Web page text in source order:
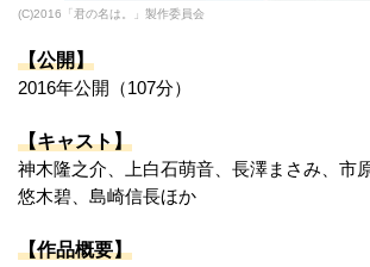
(C)2016「君の名は。」製作委員会
【公開】
2016年公開（107分）
【キャスト】
神木隆之介、上白石萌音、長澤まさみ、市
悠木碧、島崎信長ほか
【作品概要】